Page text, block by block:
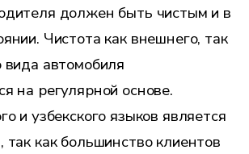
должен быть чистым и в
Чистота как внешнего, так
вида автомобиля
на регулярной основе.
и узбекского языков является
так как большинство клиентов